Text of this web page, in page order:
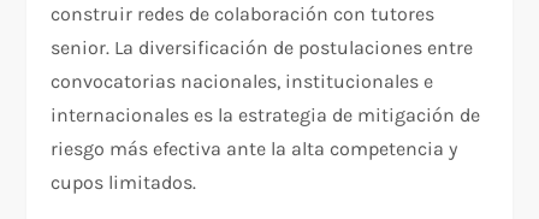
construir redes de colaboración con tutores
senior. La diversificación de postulaciones entre
convocatorias nacionales, institucionales e
internacionales es la estrategia de mitigación de
riesgo más efectiva ante la alta competencia y
cupos limitados.